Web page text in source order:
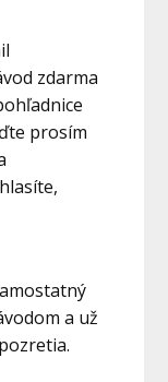
zdarma
prosím
a už